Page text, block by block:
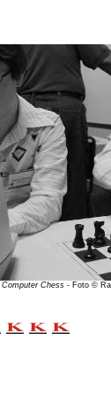
Computer Chess- Foto ©